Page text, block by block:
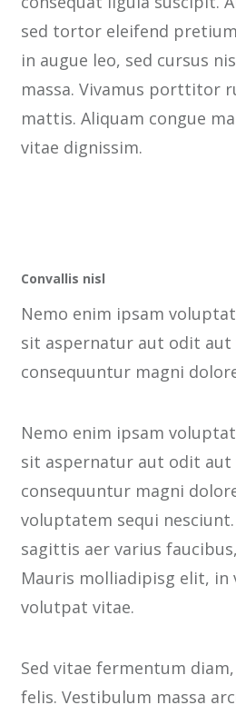
sed tortor eleifend
in augue leo, sed cursus
massa. Vivamus porttitor
mattis. Aliquam congue
vitae dignissim.
Convallis nisl
Nemo enim ipsam
sit aspernatur aut odit aut
consequuntur magni
Nemo enim ipsam
sit aspernatur aut odit aut
consequuntur magni
voluptatem sequi
sagittis aer varius
Mauris molliadipisg elit, in
volutpat vitae.
Sed vitae fermentum
felis. Vestibulum massa